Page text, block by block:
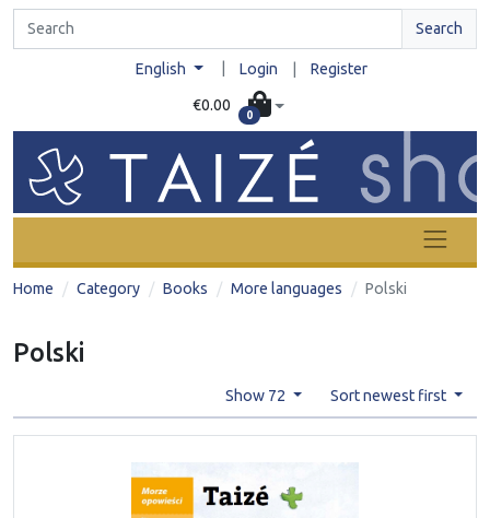
Search
English Login Register
€0.00
0
Home Category Books More languages Polski
Polski
Show 72 Sort newest first